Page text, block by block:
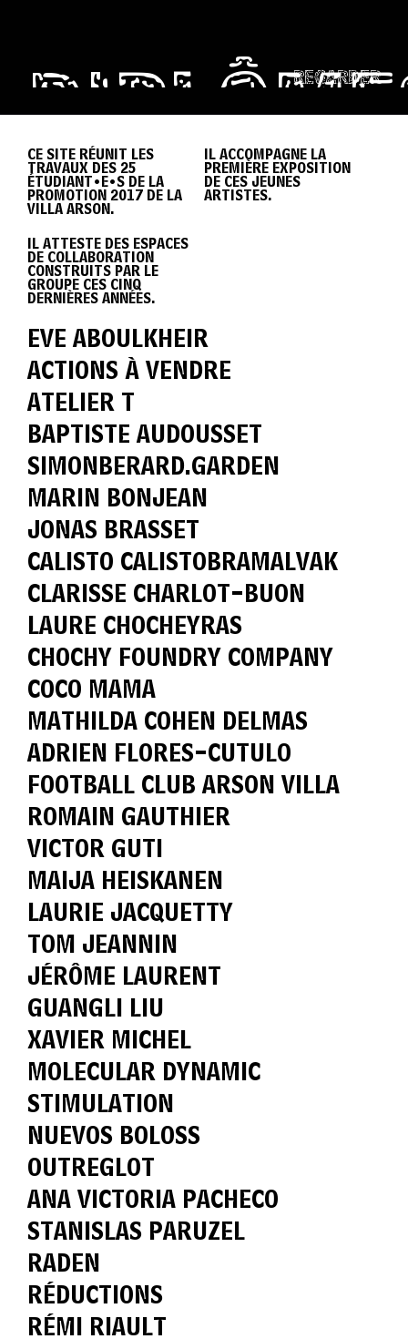
REGARDER
VILLA
ARSON
2017
CE SITE RÉUNIT LES
TRAVAUX DES 25
ÉTUDIANT•E•S DE LA
PROMOTION 2017 DE LA
VILLA ARSON.
IL ACCOMPAGNE LA
PREMIÈRE EXPOSITION
DE CES JEUNES
ARTISTES.
IL ATTESTE DES ESPACES
DE COLLABORATION
CONSTRUITS PAR LE
GROUPE CES CINQ
DERNIÈRES ANNÉES.
EVE ABOULKHEIR
ACTIONS À VENDRE
ATELIER T
BAPTISTE AUDOUSSET
SIMONBERARD.GARDEN
MARIN BONJEAN
JONAS BRASSET
CALISTO CALISTOBRAMALVAK
CLARISSE CHARLOT-BUON
LAURE CHOCHEYRAS
CHOCHY FOUNDRY COMPANY
COCO MAMA
MATHILDA COHEN DELMAS
ADRIEN FLORES-CUTULO
FOOTBALL CLUB ARSON VILLA
ROMAIN GAUTHIER
VICTOR GUTI
MAIJA HEISKANEN
LAURIE JACQUETTY
TOM JEANNIN
JÉRÔME LAURENT
GUANGLI LIU
XAVIER MICHEL
MOLECULAR DYNAMIC
STIMULATION
NUEVOS BOLOSS
OUTREGLOT
ANA VICTORIA PACHECO
STANISLAS PARUZEL
RADEN
RÉDUCTIONS
RÉMI RIAULT